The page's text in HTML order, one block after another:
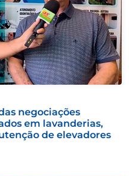
negociações
em lavanderias,
de elevadores